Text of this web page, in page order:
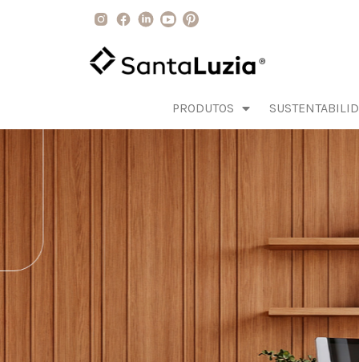
PRODUTOS